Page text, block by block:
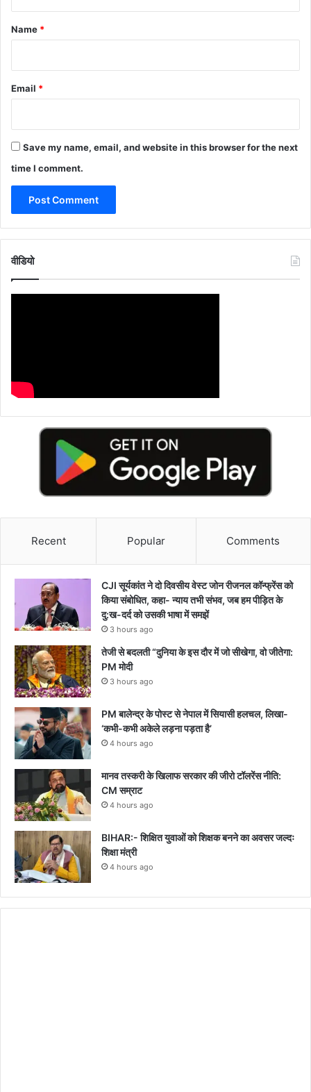
*
Name *
Email *
Save my name, email, and website in this browser for the next
time I comment.
वीडियो
Recent Popular Comments
CJI सूर्यकांत ने दो दिवसीय वेस्ट जोन रीजनल कॉन्फ्रेंस को
किया संबोधित, कहा- न्याय तभी संभव, जब हम पीड़ित के
दु:ख-दर्द को उसकी भाषा में समझें
3 hours ago
तेजी से बदलती “दुनिया के इस दौर में जो सीखेगा, वो जीतेगा:
PM मोदी
3 hours ago
PM बालेन्द्र के पोस्ट से नेपाल में सियासी हलचल, लिखा-
‘कभी-कभी अकेले लड़ना पड़ता है’
4 hours ago
मानव तस्करी के खिलाफ सरकार की जीरो टॉलरेंस नीति:
CM सम्राट
4 hours ago
BIHAR:- शिक्षित युवाओं को शिक्षक बनने का अवसर जल्दः
शिक्षा मंत्री
4 hours ago